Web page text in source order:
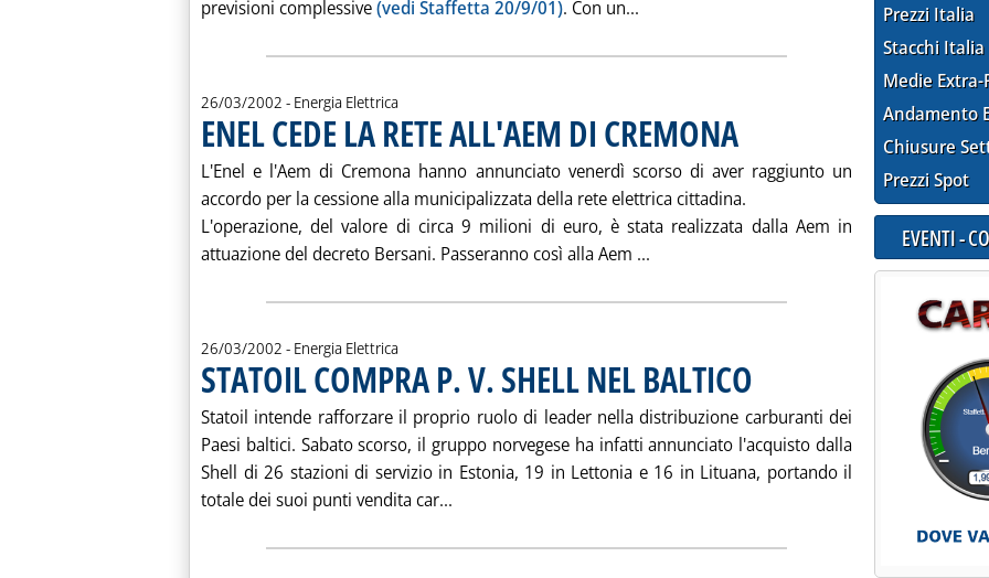
previsioni complessive(vedi Staffetta 20/9/01). Con un... Leggi tutta la notizia: 'ANSALDO-NATIONAL
26/03/2002 - Energia Elettrica
ENEL CEDE LA RETE ALL'AEM DI CREMONA . Pubblicata martedì 26 marzo 2002 alle 15.42.
L'Enel e l'Aem di Cremona hanno annunciato venerdì scorso di aver raggiunto un
accordo per la cessione alla municipalizzata della rete elettrica cittadina.
L'operazione, del valore di circa 9 milioni di euro, è stata realizzata dalla Aem in
attuazione del decreto Bersani. Passeranno così alla Aem ... Leggi tutta la notizia: 'ENEL CEDE LA
26/03/2002 - Energia Elettrica
STATOIL COMPRA P. V. SHELL NEL BALTICO . Pubblicata martedì 26 marzo 2002 alle
Statoil intende rafforzare il proprio ruolo di leader nella distribuzione carburanti dei
Paesi baltici. Sabato scorso, il gruppo norvegese ha infatti annunciato l'acquisto dalla
Shell di 26 stazioni di servizio in Estonia, 19 in Lettonia e 16 in Lituana, portando il
totale dei suoi punti vendita car... Leggi tutta la notizia: 'STATOIL COMPRA P. V. SHELL NEL BALTICO'
Prezzi Italia
Stacchi Italia
Medie Extra-
Andamento
Chiusure
Prezzi Spot
EVENTI -